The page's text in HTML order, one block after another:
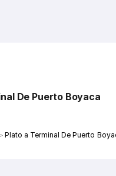
De Puerto Boyaca
＞Plato a Terminal De Puerto